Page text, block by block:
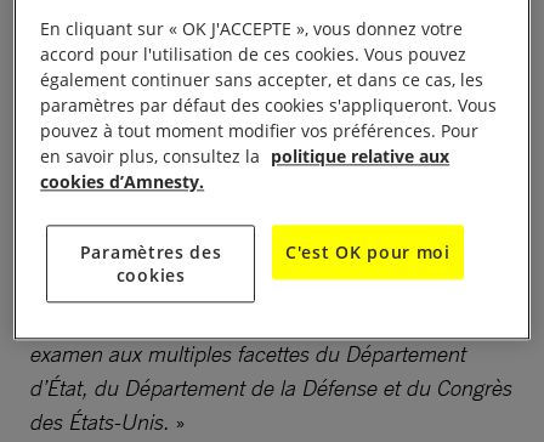
mesures avaient été prises pour mener des
investigations et remédier à cette situation,
l’entreprise a donné la réponse suivante : «En
raison de contraintes juridiques, de questions
relatives à la relation client (…), Raytheon ne fournit
pas d’informations sur ses produits, clients ou
questions opérationnelles. »
Raytheon a ajouté qu’avant d’être exporté, le
examen aux multiples facettes du Département
d’État, du Département de la Défense et du Congrès
des États-Unis. »
En cliquant sur « OK J'ACCEPTE », vous donnez votre
accord pour l'utilisation de ces cookies. Vous pouvez
également continuer sans accepter, et dans ce cas, les
paramètres par défaut des cookies s'appliqueront. Vous
pouvez à tout moment modifier vos préférences. Pour
en savoir plus, consultez la politique relative aux
cookies d’Amnesty.
Paramètres des
cookies
C'est OK pour moi